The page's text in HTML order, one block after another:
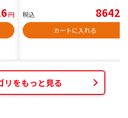
円
税込 8642
カートに入れる
リをもっと見る